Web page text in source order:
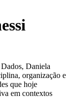
Daniela
organização e
que hoje
em contextos